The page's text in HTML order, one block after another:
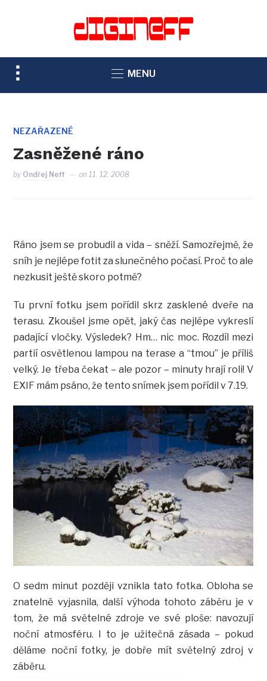
TOGGLE
SIDEBAR
NAVIGATION
MENU
NEZAŘAZENÉ
Zasněžené ráno
by Ondřej Neff on11. 12. 2008
Ráno jsem se probudil a vida – sněží. Samozřejmě, že
sníh je nejlépe fotit za slunečného počasí. Proč to ale
nezkusit ještě skoro potmě?
Tu první fotku jsem pořídil skrz zasklené dveře na
terasu. Zkoušel jsme opět, jaký čas nejlépe vykreslí
padající vločky. Výsledek? Hm… nic moc. Rozdíl mezi
partií osvětlenou lampou na terase a “tmou” je příliš
velký. Je třeba čekat – ale pozor – minuty hrají roli! V
EXIF mám psáno, že tento snímek jsem pořídil v 7.19.
O sedm minut později vznikla tato fotka. Obloha se
znatelně vyjasnila, další výhoda tohoto záběru je v
tom, že má světelné zdroje ve své ploše: navozují
noční atmosféru. I to je užitečná zásada – pokud
děláme noční fotky, je dobře mít světelný zdroj v
záběru.